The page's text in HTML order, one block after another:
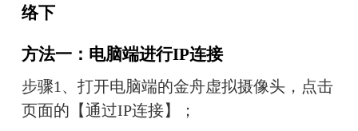
络下
方法一：电脑端进行IP连接
步骤1、打开电脑端的金舟虚拟摄像头，点击
页面的【通过IP连接】；